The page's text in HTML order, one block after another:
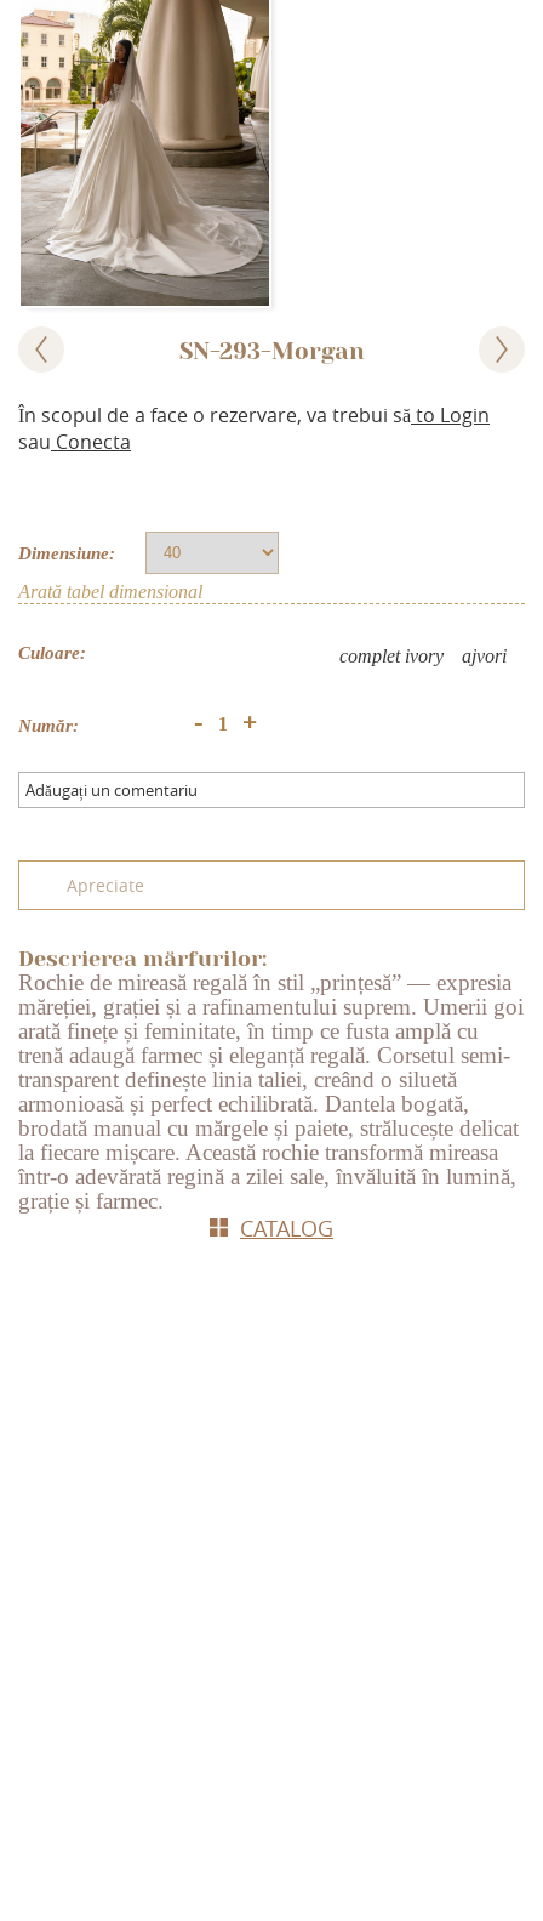
SN-293-Morgan
În scopul de a face o rezervare, va trebui săto Login
sau Conecta
Dimensiune:
Arată tabel dimensional
Culoare: аjvori
complet ivory
Număr: - +
Adăugați un comentariu
Apreciate
Descrierea mărfurilor:
Rochie de mireasă regală în stil „prințesă” — expresia
măreției, grației și a rafinamentului suprem. Umerii goi
arată finețe și feminitate, în timp ce fusta amplă cu
trenă adaugă farmec și eleganță regală. Corsetul semi-
transparent definește linia taliei, creând o siluetă
armonioasă și perfect echilibrată. Dantela bogată,
brodată manual cu mărgele și paiete, strălucește delicat
la fiecare mișcare. Această rochie transformă mireasa
într-o adevărată regină a zilei sale, învăluită în lumină,
grație și farmec.
СATALOG